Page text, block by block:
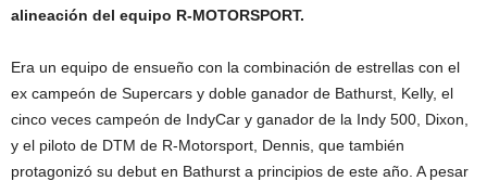
alineación del equipo R-MOTORSPORT.
Era un equipo de ensueño con la combinación de estrellas con el
ex campeón de Supercars y doble ganador de Bathurst, Kelly, el
cinco veces campeón de IndyCar y ganador de la Indy 500, Dixon,
y el piloto de DTM de R-Motorsport, Dennis, que también
protagonizó su debut en Bathurst a principios de este año. A pesar